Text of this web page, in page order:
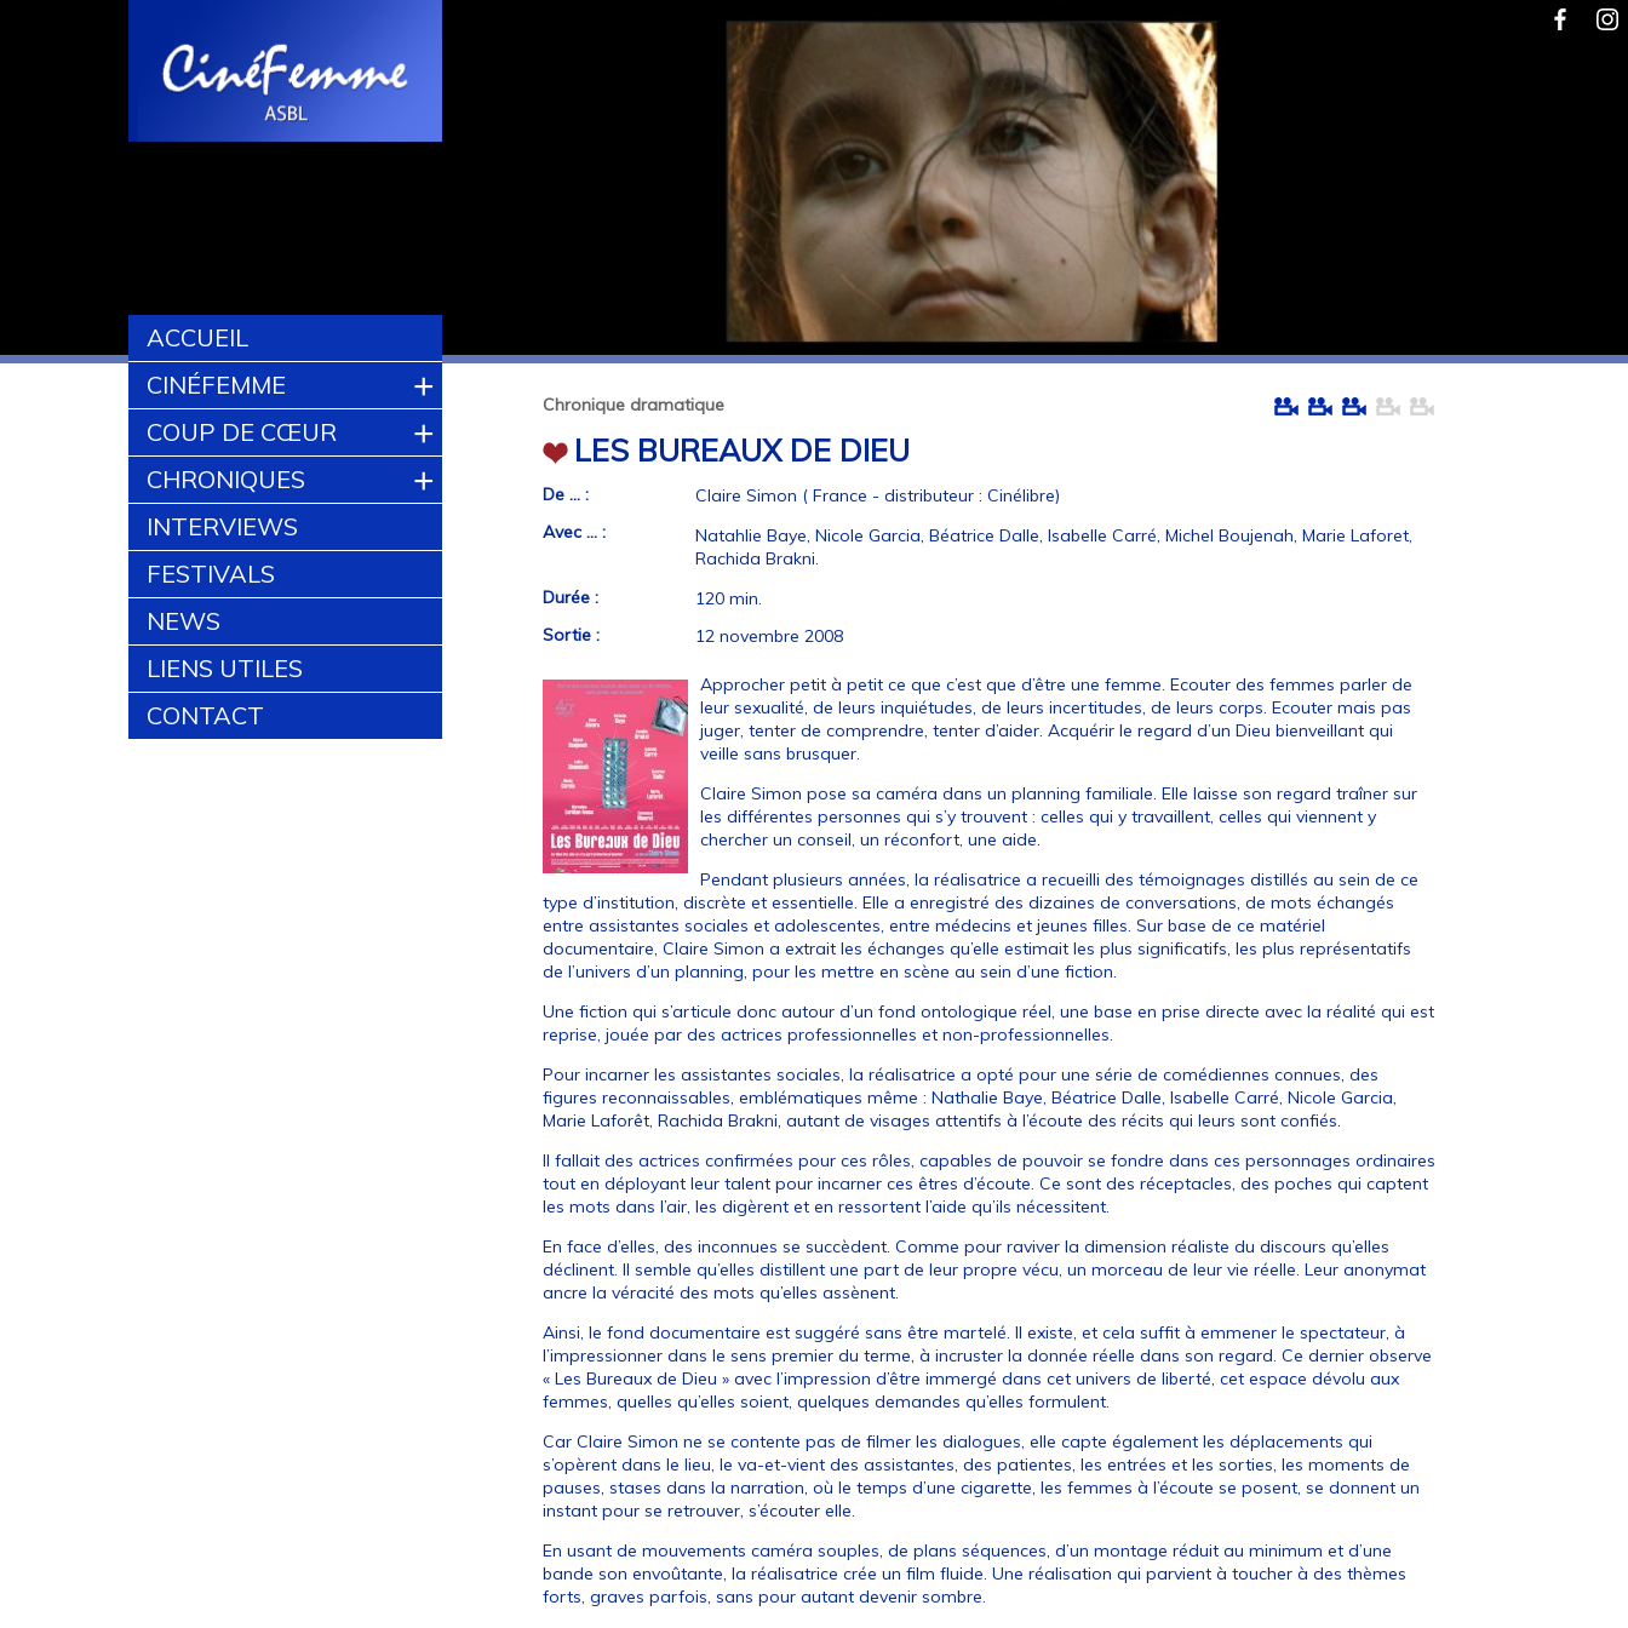
ACCUEIL
CINÉFEMME
+
COUP DE CŒUR +
CHRONIQUES +
INTERVIEWS
FESTIVALS
NEWS
LIENS UTILES
CONTACT
Chronique dramatique
LES BUREAUX DE DIEU
De ... :
Claire Simon ( France - distributeur : Cinélibre)
Avec ... :
Natahlie Baye, Nicole Garcia, Béatrice Dalle, Isabelle Carré, Michel Boujenah, Marie Laforet,
Rachida Brakni.
Durée :
120 min.
Sortie :
12 novembre 2008
Approcher petit à petit ce que c’est que d’être une femme. Ecouter des femmes parler de
leur sexualité, de leurs inquiétudes, de leurs incertitudes, de leurs corps. Ecouter mais pas
juger, tenter de comprendre, tenter d’aider. Acquérir le regard d’un Dieu bienveillant qui
veille sans brusquer.
Claire Simon pose sa caméra dans un planning familiale. Elle laisse son regard traîner sur
les différentes personnes qui s’y trouvent : celles qui y travaillent, celles qui viennent y
chercher un conseil, un réconfort, une aide.
Pendant plusieurs années, la réalisatrice a recueilli des témoignages distillés au sein de ce
type d’institution, discrète et essentielle. Elle a enregistré des dizaines de conversations, de mots échangés
entre assistantes sociales et adolescentes, entre médecins et jeunes filles. Sur base de ce matériel
documentaire, Claire Simon a extrait les échanges qu’elle estimait les plus significatifs, les plus représentatifs
de l’univers d’un planning, pour les mettre en scène au sein d’une fiction.
Une fiction qui s’articule donc autour d’un fond ontologique réel, une base en prise directe avec la réalité qui est
reprise, jouée par des actrices professionnelles et non-professionnelles.
Pour incarner les assistantes sociales, la réalisatrice a opté pour une série de comédiennes connues, des
figures reconnaissables, emblématiques même : Nathalie Baye, Béatrice Dalle, Isabelle Carré, Nicole Garcia,
Marie Laforêt, Rachida Brakni, autant de visages attentifs à l’écoute des récits qui leurs sont confiés.
Il fallait des actrices confirmées pour ces rôles, capables de pouvoir se fondre dans ces personnages ordinaires
tout en déployant leur talent pour incarner ces êtres d’écoute. Ce sont des réceptacles, des poches qui captent
les mots dans l’air, les digèrent et en ressortent l’aide qu’ils nécessitent.
En face d’elles, des inconnues se succèdent. Comme pour raviver la dimension réaliste du discours qu’elles
déclinent. Il semble qu’elles distillent une part de leur propre vécu, un morceau de leur vie réelle. Leur anonymat
ancre la véracité des mots qu’elles assènent.
Ainsi, le fond documentaire est suggéré sans être martelé. Il existe, et cela suffit à emmener le spectateur, à
l’impressionner dans le sens premier du terme, à incruster la donnée réelle dans son regard. Ce dernier observe
« Les Bureaux de Dieu » avec l’impression d’être immergé dans cet univers de liberté, cet espace dévolu aux
femmes, quelles qu’elles soient, quelques demandes qu’elles formulent.
Car Claire Simon ne se contente pas de filmer les dialogues, elle capte également les déplacements qui
s’opèrent dans le lieu, le va-et-vient des assistantes, des patientes, les entrées et les sorties, les moments de
pauses, stases dans la narration, où le temps d’une cigarette, les femmes à l’écoute se posent, se donnent un
instant pour se retrouver, s’écouter elle.
En usant de mouvements caméra souples, de plans séquences, d’un montage réduit au minimum et d’une
bande son envoûtante, la réalisatrice crée un film fluide. Une réalisation qui parvient à toucher à des thèmes
forts, graves parfois, sans pour autant devenir sombre.